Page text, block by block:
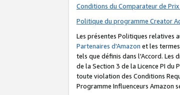
Conditions du Comparateur de
Politique du programme Creator
Les présentes Politiques relatives
Partenaires d'Amazon et les
tels que définis dans l'Accord. Les
de la Section 3 de la Licence PI
toute violation des Conditions
Programme Influenceurs Amazon